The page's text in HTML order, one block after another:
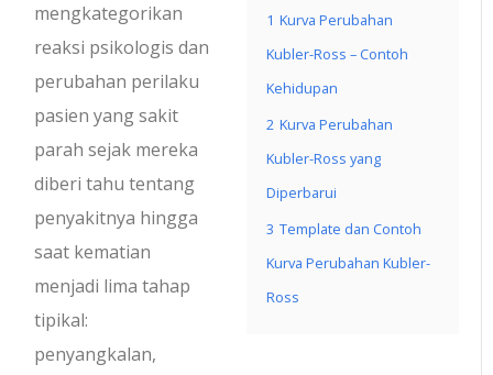
1 Kurva Perubahan
Kubler-Ross – Contoh
Kehidupan
2 Kurva Perubahan
Kubler-Ross yang
Diperbarui
3 Template dan Contoh
Kurva Perubahan Kubler-
Ross
mengkategorikan
reaksi psikologis dan
perubahan perilaku
pasien yang sakit
parah sejak mereka
diberi tahu tentang
penyakitnya hingga
saat kematian
menjadi lima tahap
tipikal:
penyangkalan,